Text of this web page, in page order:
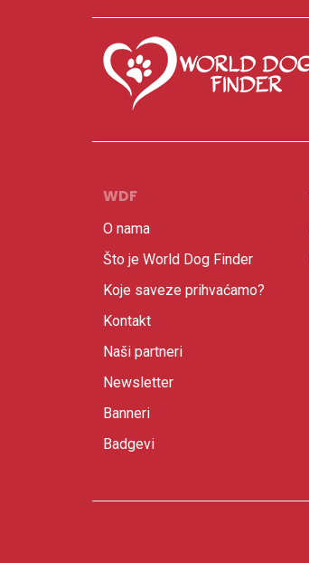
WDF
O nama
Što je World Dog Finder
Koje saveze prihvaćamo?
Kontakt
Naši partneri
Newsletter
Banneri
Badgevi